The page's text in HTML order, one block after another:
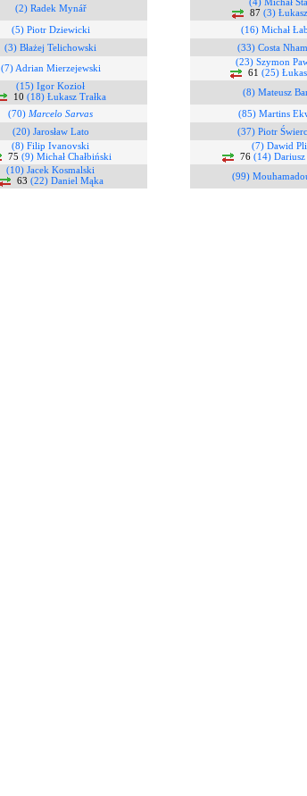
(2) Radek Mynář
87 (3)
(5) Piotr Dziewicki
(16) Michał
(3) Błażej Telichowski
(33) Costa
(7) Adrian Mierzejewski
(23) Szymon
61 (25)
(15) Igor Kozioł
10 (18) Łukasz Trałka
(8) Mateusz
(70) Marcelo Sarvas
(85) Martins
(20) Jarosław Lato
(37) Piotr
(8) Filip Ivanovski
75 (9) Michał Chałbiński
(7) Dawid
76 (14) Dariusz
(10) Jacek Kosmalski
63 (22) Daniel Mąka (99)